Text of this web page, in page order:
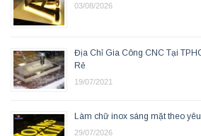
03/08/2026
Địa Chỉ Gia Công CNC Tại
Rẻ
19/07/2021
Làm chữ inox sáng mặt theo
29/07/2026